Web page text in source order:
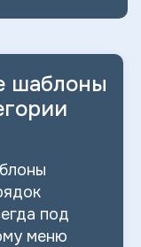
шаблоны
под
меню